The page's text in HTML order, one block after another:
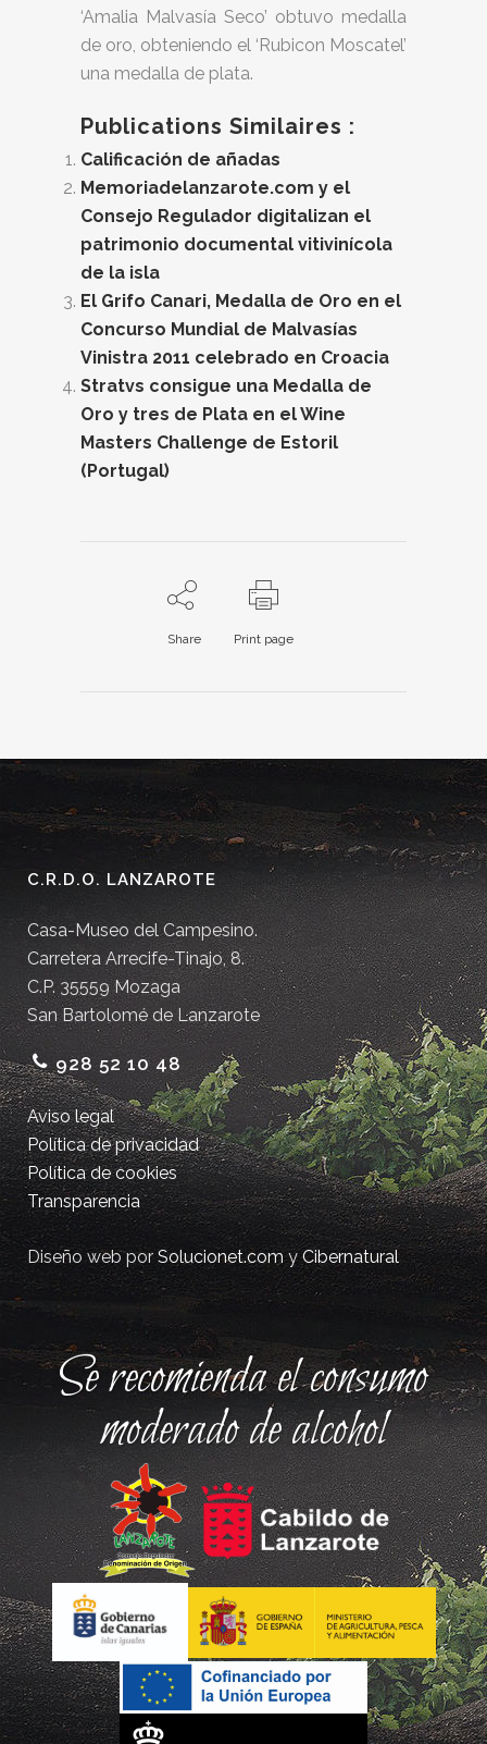
‘Amalia Malvasía Seco’ obtuvo medalla
de oro, obteniendo el ‘Rubicon Moscatel’
una medalla de plata.
Publications Similaires :
Calificación de añadas
Memoriadelanzarote.com y el
Consejo Regulador digitalizan el
patrimonio documental vitivinícola
de la isla
El Grifo Canari, Medalla de Oro en el
Concurso Mundial de Malvasías
Vinistra 2011 celebrado en Croacia
Stratvs consigue una Medalla de
Oro y tres de Plata en el Wine
Masters Challenge de Estoril
(Portugal)
Share Print page
C.R.D.O. LANZAROTE
Casa-Museo del Campesino.
Carretera Arrecife-Tinajo, 8.
C.P. 35559 Mozaga
San Bartolomé de Lanzarote
928 52 10 48
Aviso legal
Política de privacidad
Política de cookies
Transparencia
Diseño web porSolucionet.comyCibernatural
Se recomienda el consumo
moderado de alcohol